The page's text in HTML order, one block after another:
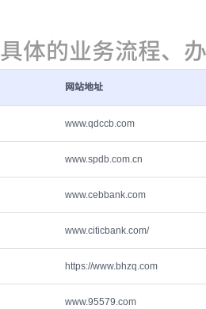
具体的业务流程、
网站地址
www.qdccb.com
www.spdb.com.cn
www.cebbank.com
www.citicbank.com/
https://www.bhzq.com
www.95579.com